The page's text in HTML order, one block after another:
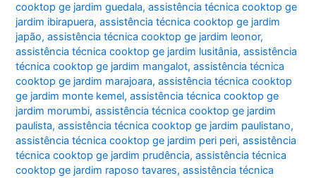
cooktop ge jardim guedala,assistência técnica cooktop ge
jardim ibirapuera,assistência técnica cooktop ge jardim
japão,assistência técnica cooktop ge jardim leonor,
assistência técnica cooktop ge jardim lusitânia,assistência
técnica cooktop ge jardim mangalot,assistência técnica
cooktop ge jardim marajoara,assistência técnica cooktop
ge jardim monte kemel,assistência técnica cooktop ge
jardim morumbi,assistência técnica cooktop ge jardim
paulista,assistência técnica cooktop ge jardim paulistano,
assistência técnica cooktop ge jardim peri peri,assistência
técnica cooktop ge jardim prudência,assistência técnica
cooktop ge jardim raposo tavares,assistência técnica